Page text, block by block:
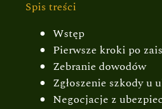
Spis treści
Wstęp
Pierwsze kroki po
Zebranie dowodów
Zgłoszenie szkody u
Negocjacje z